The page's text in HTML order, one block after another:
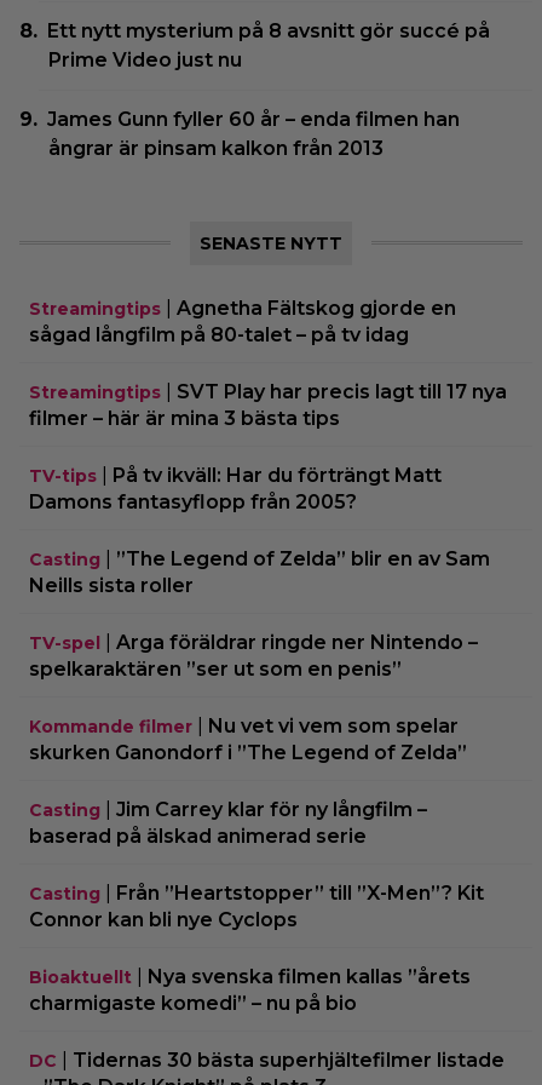
Ett nytt mysterium på 8 avsnitt gör succé på
Prime Video just nu
James Gunn fyller 60 år – enda filmen han
ångrar är pinsam kalkon från 2013
SENASTE NYTT
Streamingtips
Agnetha Fältskog gjorde en
sågad långfilm på 80-talet – på tv idag
Streamingtips
SVT Play har precis lagt till 17 nya
filmer – här är mina 3 bästa tips
TV-tips
På tv ikväll: Har du förträngt Matt
Damons fantasyflopp från 2005?
Casting
”The Legend of Zelda” blir en av Sam
Neills sista roller
TV-spel
Arga föräldrar ringde ner Nintendo –
spelkaraktären ”ser ut som en penis”
Kommande filmer
Nu vet vi vem som spelar
skurken Ganondorf i ”The Legend of Zelda”
Casting
Jim Carrey klar för ny långfilm –
baserad på älskad animerad serie
Casting
Från ”Heartstopper” till ”X-Men”? Kit
Connor kan bli nye Cyclops
Bioaktuellt
Nya svenska filmen kallas ”årets
charmigaste komedi” – nu på bio
DC
Tidernas 30 bästa superhjältefilmer listade